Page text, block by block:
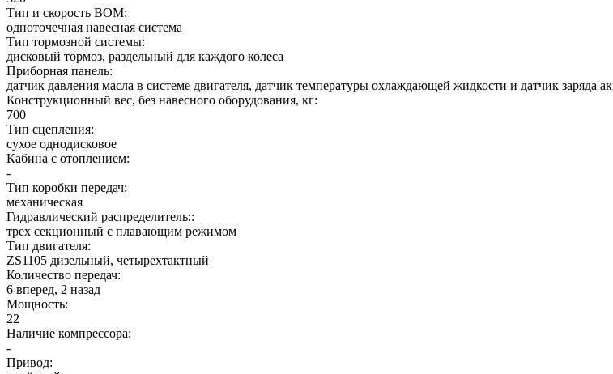
Тип и скорость ВОМ:
одноточечная навесная система
Тип тормозной системы:
дисковый тормоз, раздельный для каждого колеса
Приборная панель:
датчик давления масла в системе двигателя, датчик температуры охлаждающей жидкости и датчик заряда
Конструкционный вес, без навесного оборудования, кг:
700
Тип сцепления:
сухое однодисковое
Кабина с отоплением:
-
Тип коробки передач:
механическая
Гидравлический распределитель::
трех секционный с плавающим режимом
Тип двигателя:
ZS1105 дизельный, четырехтактный
Количество передач:
6 вперед, 2 назад
Мощность:
22
Наличие компрессора:
-
Привод: